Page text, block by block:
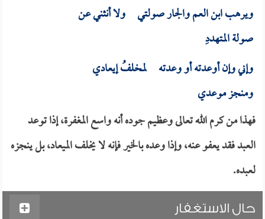
ويرهب ابن العم والجار صولتي ولا أنثني عن
صولة المتهددِ
وإني وإن أوعدته أو وعدته لمخلفُ إيعادي
ومنجز موعدي
فهذا من كرم الله تعالى وعظيم جوده أنه واسع المغفرة، إذا توعد
العبد فقد يعفو عنه، وإذا وعده بالخير فإنه لا يخلف الميعاد، بل ينجزه
لعبده.
حال الاستغفار